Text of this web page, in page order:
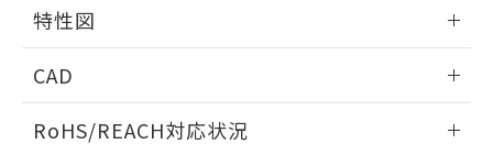
端子配置/内部接続
特性図
負荷電流-周囲温度定格
CAD
ドすることができます。
RoHS/REACH対応状況
るもので、過去に遡って非含有を証明する
ものではありません。
物質の対応では、対応完了までの期間は出
荷製品に未対応品が混在することから備考
欄に対応日を記載しておりました。